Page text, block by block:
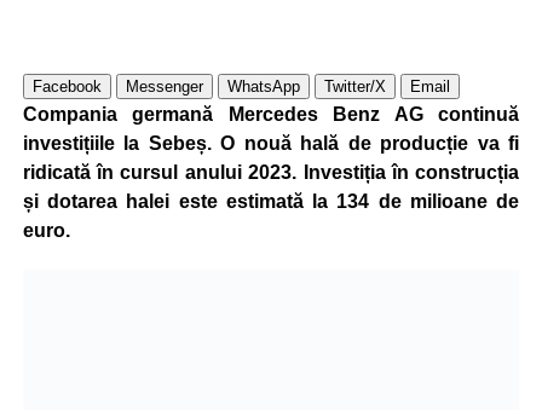
Facebook Messenger WhatsApp Twitter/X Email
Compania germană Mercedes Benz AG continuă
investițiile la Sebeș. O nouă hală de producție va fi
ridicată în cursul anului 2023. Investiția în construcția
și dotarea halei este estimată la 134 de milioane de
euro.